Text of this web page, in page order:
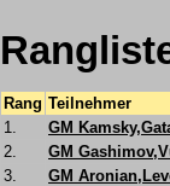
Rang Teilnehmer
1.
GM
2.
GM
3.
GM